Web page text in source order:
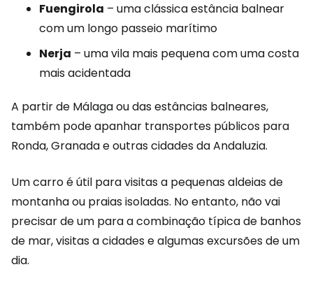
Fuengirola – uma clássica estância balnear
com um longo passeio marítimo
Nerja – uma vila mais pequena com uma costa
mais acidentada
A partir de Málaga ou das estâncias balneares,
também pode apanhar transportes públicos para
Ronda, Granada e outras cidades da Andaluzia.
Um carro é útil para visitas a pequenas aldeias de
montanha ou praias isoladas. No entanto, não vai
precisar de um para a combinação típica de banhos
de mar, visitas a cidades e algumas excursões de um
dia.